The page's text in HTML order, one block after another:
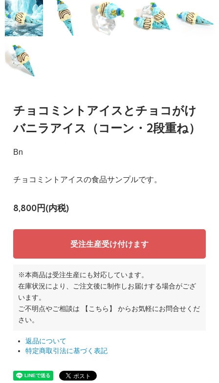
チョコミントアイスとチョコがけ
バニラアイス（コーン・2段重ね）
Bn
チョコミントアイスの食品サンプルです。
8,800円(内税)
受注生産受け付けます
※本商品は受注生産にも対応しています。
在庫状況により、ご注文後に制作しお届けする場合がござ
います。
ご不明点やご相談は
【こちら】
からお気軽にお問合せくだ
さい。
返品について
特定商取引法に基づく表記